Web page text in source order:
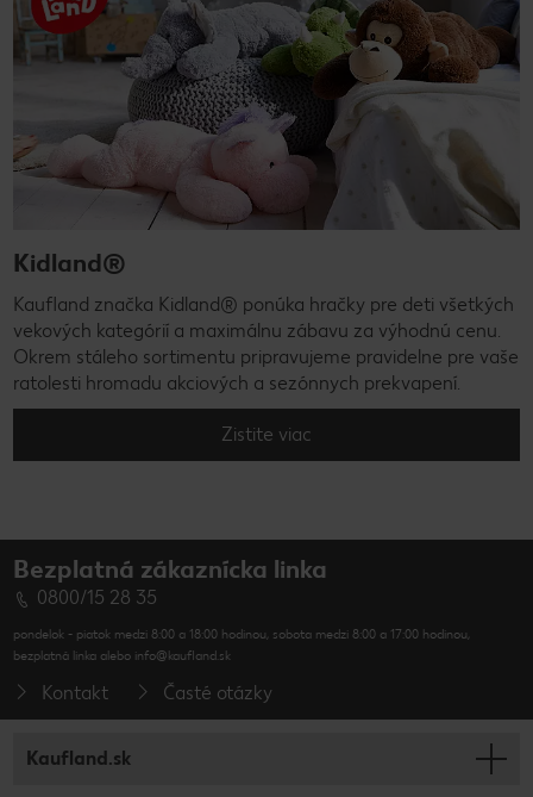
Kidland®
Kaufland značka Kidland® ponúka hračky pre deti všetkých
vekových kategórií a maximálnu zábavu za výhodnú cenu.
Okrem stáleho sortimentu pripravujeme pravidelne pre vaše
ratolesti hromadu akciových a sezónnych prekvapení.
Zistite viac
Bezplatná zákaznícka linka
0800/15 28 35
pondelok - piatok medzi 8:00 a 18:00 hodinou, sobota medzi 8:00 a 17:00 hodinou,
bezplatná linka alebo info@kaufland.sk
Kontakt Časté otázky
Kaufland.sk